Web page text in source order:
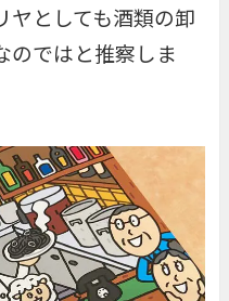
ヤとしても酒類の卸
のではと推察しま